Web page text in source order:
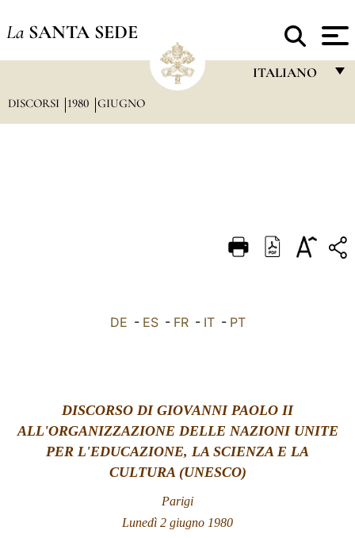
La SANTA SEDE
ITALIANO
DEUTSCH
DISCORSI 1980 GIUGNO
DE - ES- FR- IT- PT
DISCORSO DI GIOVANNI PAOLO II
ALL'ORGANIZZAZIONE DELLE NAZIONI UNITE
PER L'EDUCAZIONE, LA SCIENZA E LA
CULTURA (UNESCO)
Parigi
Lunedì 2 giugno 1980